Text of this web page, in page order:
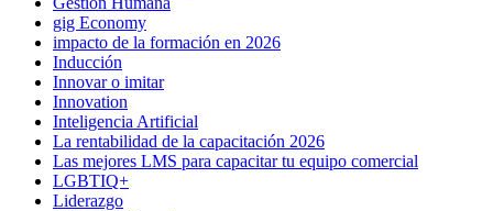
gig Economy
impacto de la formación en 2026
Inducción
Innovar o imitar
Innovation
Inteligencia Artificial
La rentabilidad de la capacitación 2026
Las mejores LMS para capacitar tu equipo comercial
LGBTIQ+
Liderazgo